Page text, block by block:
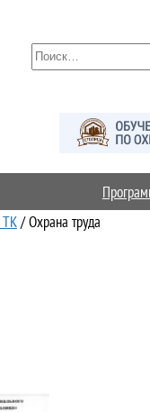
П
о
ТК/ Охрана труда